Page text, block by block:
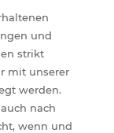
und
strikt
mit unserer
werden.
nach
wenn und